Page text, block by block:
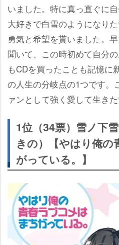
いました。特に真っ直ぐに
大好きで白雪のようになり
勇気と希望を貰いました。
聞いて、この時初めて自分
もCDを買ったことも記憶に
の人生の分岐点の1つです。
ァンとして強く愛して生きた
1位（34票）雪ノ下
きの）【やはり俺の
がっている。】